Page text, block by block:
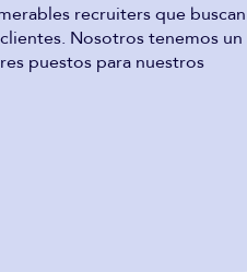
recruiters que buscan
Nosotros tenemos un
puestos para nuestros